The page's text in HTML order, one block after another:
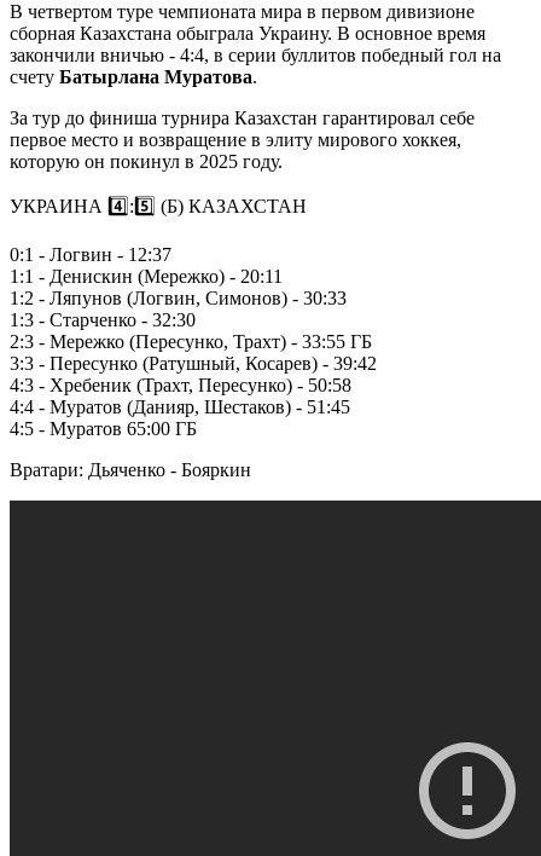
В четвертом туре чемпионата мира в первом дивизионе
сборная Казахстана обыграла Украину. В основное время
закончили вничью - 4:4, в серии буллитов победный гол на
счету Батырлана Муратова.
За тур до финиша турнира Казахстан гарантировал себе
первое место и возвращение в элиту мирового хоккея,
которую он покинул в 2025 году.
УКРАИНА 4️⃣:5️⃣ (Б) КАЗАХСТАН
0:1 - Логвин - 12:37
1:1 - Денискин (Мережко) - 20:11
1:2 - Ляпунов (Логвин, Симонов) - 30:33
1:3 - Старченко - 32:30
2:3 - Мережко (Пересунко, Трахт) - 33:55 ГБ
3:3 - Пересунко (Ратушный, Косарев) - 39:42
4:3 - Хребеник (Трахт, Пересунко) - 50:58
4:4 - Муратов (Данияр, Шестаков) - 51:45
4:5 - Муратов 65:00 ГБ
Вратари: Дьяченко - Бояркин